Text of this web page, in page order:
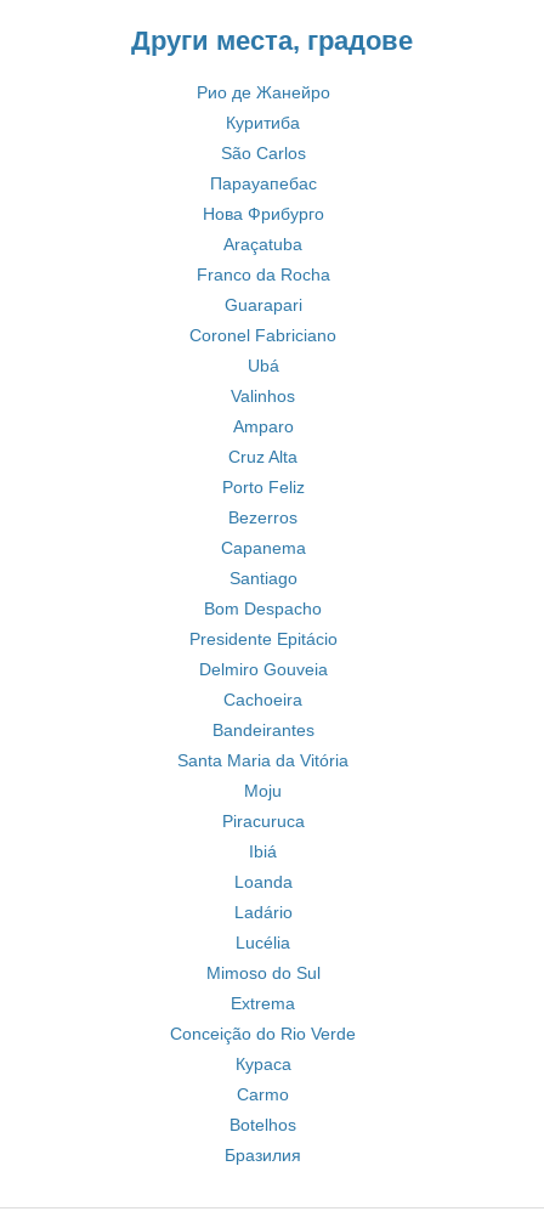
Други места, градове
Рио де Жанейро
Куритиба
São Carlos
Парауапебас
Нова Фрибурго
Araçatuba
Franco da Rocha
Guarapari
Coronel Fabriciano
Ubá
Valinhos
Amparo
Cruz Alta
Porto Feliz
Bezerros
Capanema
Santiago
Bom Despacho
Presidente Epitácio
Delmiro Gouveia
Cachoeira
Bandeirantes
Santa Maria da Vitória
Moju
Piracuruca
Ibiá
Loanda
Ladário
Lucélia
Mimoso do Sul
Extrema
Conceição do Rio Verde
Кураса
Carmo
Botelhos
Бразилия